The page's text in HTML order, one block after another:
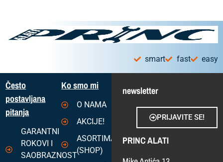
smart fast easy
Često
postavljana
pitanja
GARANTNI
ROKOVI I
SAOBRAZNOST
Ko smo mi
O NAMA
AKCIJE!
ASORTIMAN
(SHOP)
newsletter
PRIJAVITE SE!
PRINC ALATI